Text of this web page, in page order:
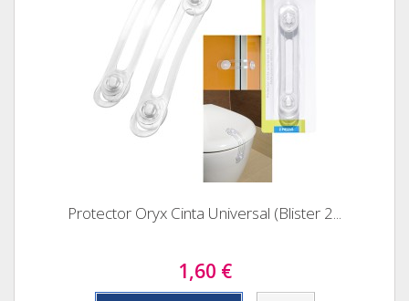
Protector Oryx Cinta Universal (Blister 2...
1,60 €